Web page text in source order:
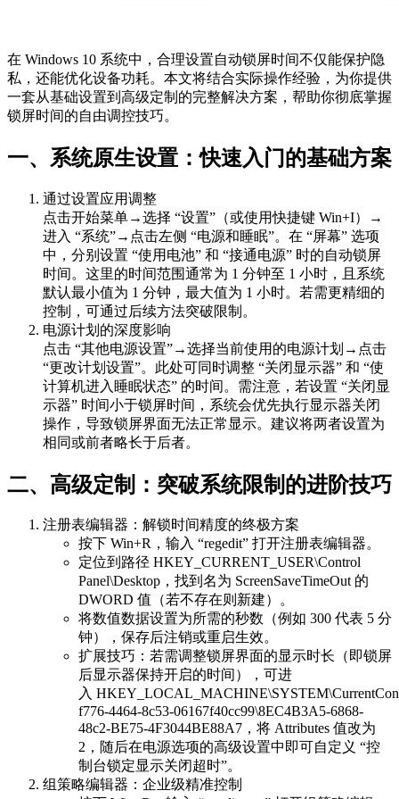
在 Windows 10 系统中，合理设置自动锁屏时间不仅能保护隐
私，还能优化设备功耗。本文将结合实际操作经验，为你提供
一套从基础设置到高级定制的完整解决方案，帮助你彻底掌握
锁屏时间的自由调控技巧。
一、系统原生设置：快速入门的基础方案
通过设置应用调整
点击开始菜单→选择 “设置”（或使用快捷键 Win+I）→
进入 “系统”→点击左侧 “电源和睡眠”。在 “屏幕” 选项
中，分别设置 “使用电池” 和 “接通电源” 时的自动锁屏
时间。这里的时间范围通常为 1 分钟至 1 小时，且系统
默认最小值为 1 分钟，最大值为 1 小时。若需更精细的
控制，可通过后续方法突破限制。
电源计划的深度影响
点击 “其他电源设置”→选择当前使用的电源计划→点击
“更改计划设置”。此处可同时调整 “关闭显示器” 和 “使
计算机进入睡眠状态” 的时间。需注意，若设置 “关闭显
示器” 时间小于锁屏时间，系统会优先执行显示器关闭
操作，导致锁屏界面无法正常显示。建议将两者设置为
相同或前者略长于后者。
二、高级定制：突破系统限制的进阶技巧
注册表编辑器：解锁时间精度的终极方案
按下 Win+R，输入 “regedit” 打开注册表编辑器。
定位到路径 HKEY_CURRENT_USER\Control
Panel\Desktop，找到名为 ScreenSaveTimeOut 的
DWORD 值（若不存在则新建）。
将数值数据设置为所需的秒数（例如 300 代表 5 分
钟），保存后注销或重启生效。
扩展技巧：若需调整锁屏界面的显示时长（即锁屏
后显示器保持开启的时间），可进
入
f776-4464-8c53-06167f40cc99\8EC4B3A5-6868-
48c2-BE75-4F3044BE88A7，将 Attributes 值改为
2，随后在电源选项的高级设置中即可自定义 “控
制台锁定显示关闭超时”。
组策略编辑器：企业级精准控制